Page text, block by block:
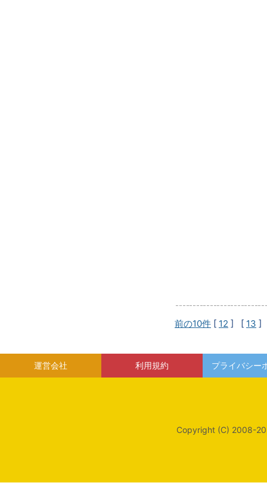
前の10件 [ 12 ] [ 13 ]
運営会社 利用規約 プライバシー
Copyright (C) 2008-